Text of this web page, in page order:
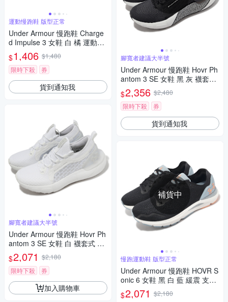
運動慢跑鞋 版型正常
Under Armour 慢跑鞋 Charge
d Impulse 3 女鞋 白 橘 運動鞋
緩震 路跑 UA 3025427100
$1,406 $1,480
限時下殺
券
貨到通知我
腳寬者建議大半號
Under Armour 慢跑鞋 Hovr Ph
antom 3 SE 女鞋 白 襪套式 針
織鞋面 緩震 運動鞋 UA 30265
84100
$2,071 $2,180
限時下殺
券
加入購物車
腳寬者建議大半號
Under Armour 慢跑鞋 Hovr Ph
antom 3 SE 女鞋 黑 灰 襪套式
針織鞋面 緩震 運動鞋 UA 3026
584002
$2,356 $2,480
限時下殺
券
貨到通知我
補貨中
慢跑運動鞋 版型正常
Under Armour 慢跑鞋 HOVR S
onic 6 女鞋 黑 白 藍 緩震 支撐
運動鞋 UA 3026128004
$2,071 $2,180